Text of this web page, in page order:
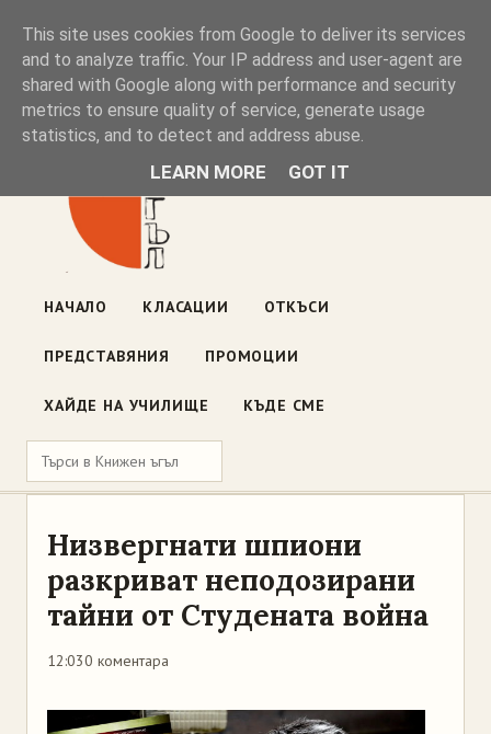
Книжен ъгъл
Блог на книжарницата — класации, откъси, нови книги
ул. „Оборище" 117, София· пон–пет 10:00–19:00 ·
НАЧАЛО КЛАСАЦИИ ОТКЪСИ
ПРЕДСТАВЯНИЯ ПРОМОЦИИ
ХАЙДЕ НА УЧИЛИЩЕ КЪДЕ СМЕ
Низвергнати шпиони
разкриват неподозирани
тайни от Студената война
12:030 коментара
This site uses cookies from Google to deliver its services
and to analyze traffic. Your IP address and user-agent are
shared with Google along with performance and security
metrics to ensure quality of service, generate usage
statistics, and to detect and address abuse.
LEARN MORE GOT IT